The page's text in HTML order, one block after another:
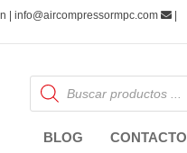
| info@aircompressormpc.com
Búsqueda
de
productos
BLOG CONTACTO